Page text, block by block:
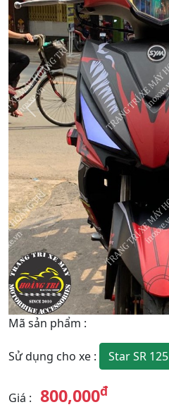
Quay
Lại
Mã sản phẩm :
Sử dụng cho xe : Star SR 125
Giá : 800,000đ